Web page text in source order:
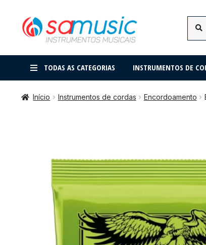
Pular
para
Pular
para
por:
TODAS AS CATEGORIAS INSTRUMENTOS DE
Início Instrumentos de cordas Encordoamento